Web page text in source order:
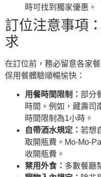
時可找到獨家優惠。
訂位注意事項
求
在訂位前，務必留意各家
保用餐體驗順暢愉快：
用餐時間限制： 部分
時間。例如，藏壽司
時間限制為1小時。
自帶酒水規定： 若想
取開瓶費。Mo-Mo-
收開瓶費。
禁用外食： 多數餐廳